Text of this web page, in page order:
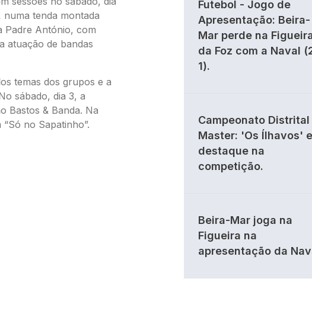
tenda montada
Padre António, com
atuação de bandas
temas dos grupos e a
sábado, dia 3, a
Bastos & Banda. Na
no Sapatinho”.
Futebol - Jogo de
Apresentação: Beira-
Mar perde na
da Foz com a Naval
1).
Campeonato Distrital
Master: 'Os Ílhavos'
destaque na
competição.
Beira-Mar joga na
Figueira na
apresentação da